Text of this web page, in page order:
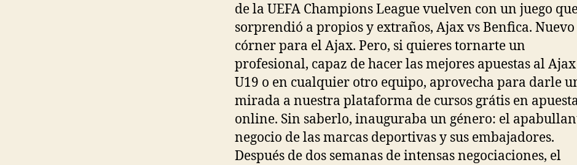
de la UEFA Champions League vuelven con un juego
sorprendió a propios y extraños, Ajax vs Benfica. Nuevo
córner para el Ajax. Pero, si quieres tornarte un
profesional, capaz de hacer las mejores apuestas al Ajax
U19 o en cualquier otro equipo, aprovecha para darle
mirada a nuestra plataforma de cursos grátis en
online. Sin saberlo, inauguraba un género: el
negocio de las marcas deportivas y sus embajadores.
Después de dos semanas de intensas negociaciones, el